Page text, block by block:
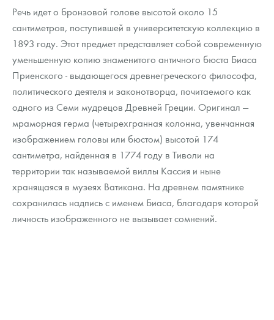
Наборы подарочных и коллекционных монет
Монеты и жетоны из недрагоценных металлов
Книги по нумизматике
Речь идет о бронзовой голове высотой около 15
сантиметров, поступившей в университетскую коллекцию в
1893 году. Этот предмет представляет собой современную
уменьшенную копию знаменитого античного бюста Биаса
Приенского - выдающегося древнегреческого философа,
политического деятеля и законотворца, почитаемого как
одного из Семи мудрецов Древней Греции. Оригинал —
мраморная герма (четырехгранная колонна, увенчанная
изображением головы или бюстом) высотой 174
сантиметра, найденная в 1774 году в Тиволи на
территории так называемой виллы Кассия и ныне
хранящаяся в музеях Ватикана. На древнем памятнике
сохранилась надпись с именем Биаса, благодаря которой
личность изображенного не вызывает сомнений.